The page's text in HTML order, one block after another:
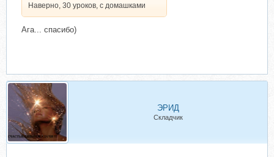
Наверно, 30 уроков, с домашками
Ага... спасибо)
ЭРИД
Складчик